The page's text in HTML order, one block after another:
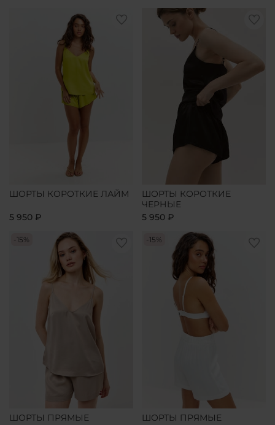
ШОРТЫ КОРОТКИЕ ЛАЙМ
5 950 ₽
ШОРТЫ КОРОТКИЕ
ЧЕРНЫЕ
5 950 ₽
-15%
ШОРТЫ ПРЯМЫЕ
-15%
ШОРТЫ ПРЯМЫЕ